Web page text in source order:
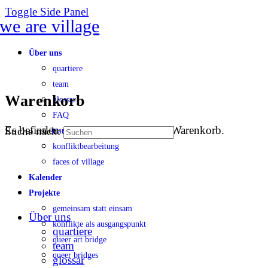
Toggle Side Panel
Über uns
quartiere
team
glossar
FAQ
transparenz
konfliktbearbeitung
faces of village
Kalender
Projekte
gemeinsam statt einsam
konflikte als ausgangspunkt
queer art bridge
queer bridges
Warenkorb
Es befinden sich keine Produkte im Warenkorb.
Suche nach:
Über uns
quartiere
team
glossar